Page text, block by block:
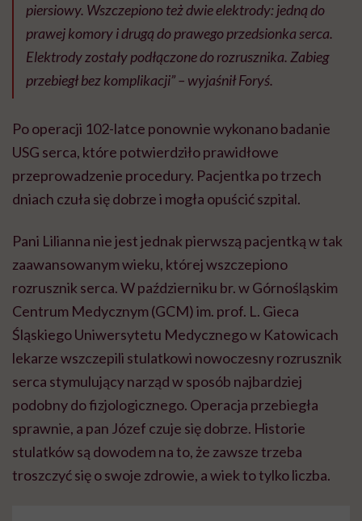
piersiowy. Wszczepiono też dwie elektrody: jedną do
prawej komory i drugą do prawego przedsionka serca.
Elektrody zostały podłączone do rozrusznika. Zabieg
przebiegł bez komplikacji” – wyjaśnił Foryś.
Po operacji 102-latce ponownie wykonano badanie
USG serca, które potwierdziło prawidłowe
przeprowadzenie procedury. Pacjentka po trzech
dniach czuła się dobrze i mogła opuścić szpital.
Pani Lilianna nie jest jednak pierwszą pacjentką w tak
zaawansowanym wieku, której wszczepiono
rozrusznik serca. W październiku br. w Górnośląskim
Centrum Medycznym (GCM) im. prof. L. Gieca
Śląskiego Uniwersytetu Medycznego w Katowicach
lekarze wszczepili stulatkowi nowoczesny rozrusznik
serca stymulujący narząd w sposób najbardziej
podobny do fizjologicznego. Operacja przebiegła
sprawnie, a pan Józef czuje się dobrze. Historie
stulatków są dowodem na to, że zawsze trzeba
troszczyć się o swoje zdrowie, a wiek to tylko liczba.